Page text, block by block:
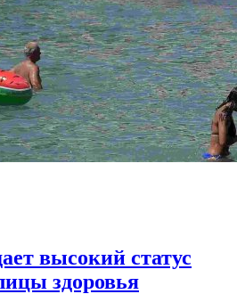
высокий статус
здоровья